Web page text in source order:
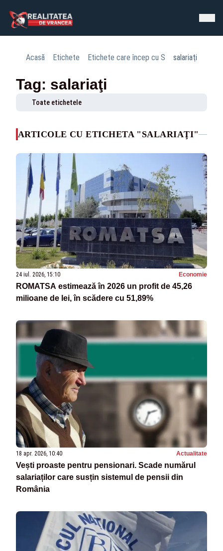
Acasă Etichete Etichete care încep cu S salariaţi
Tag: salariaţi
Toate etichetele
ARTICOLE CU ETICHETA "SALARIAŢI"
24 iul. 2026, 15:10 Economie
ROMATSA estimează în 2026 un profit de 45,26
milioane de lei, în scădere cu 51,89%
18 apr. 2026, 10:40 Actualitate
Vești proaste pentru pensionari. Scade numărul
salariaților care susțin sistemul de pensii din
România